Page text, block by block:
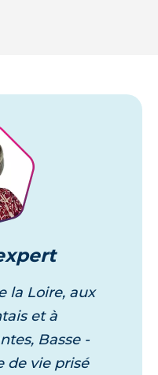
la Loire, aux
et à
Basse -
de vie prisé